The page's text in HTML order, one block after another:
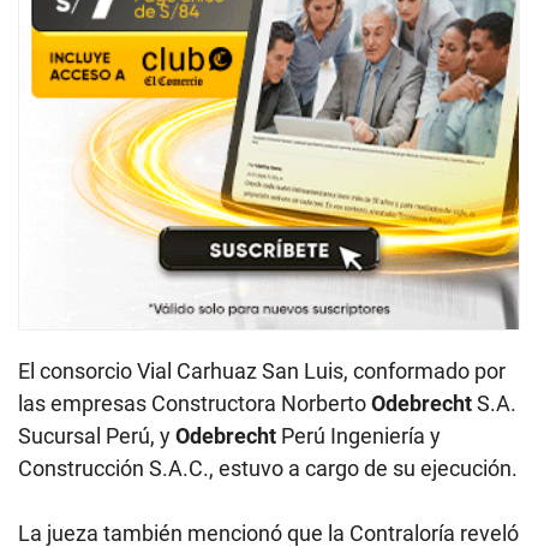
El consorcio Vial Carhuaz San Luis, conformado por
las empresas Constructora NorbertoOdebrechtS.A.
Sucursal Perú, yOdebrecht Perú Ingeniería y
Construcción S.A.C., estuvo a cargo de su ejecución.
La jueza también mencionó que la Contraloría reveló